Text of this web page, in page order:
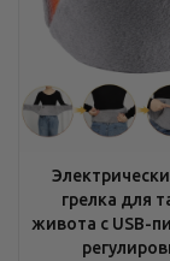
грелка для
живота с USB-